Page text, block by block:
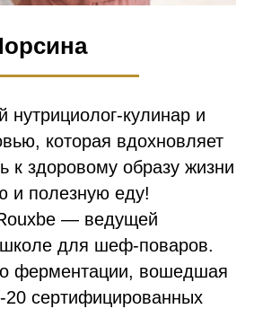
нутрициолог-кулинар и
которая вдохновляет
к здоровому образу жизни
и полезную еду!
— ведущей
для шеф-поваров.
ферментации, вошедшая
20 сертифицированных